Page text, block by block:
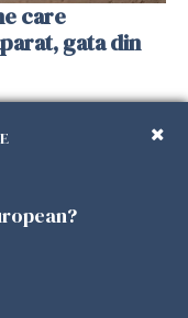
care
gata din